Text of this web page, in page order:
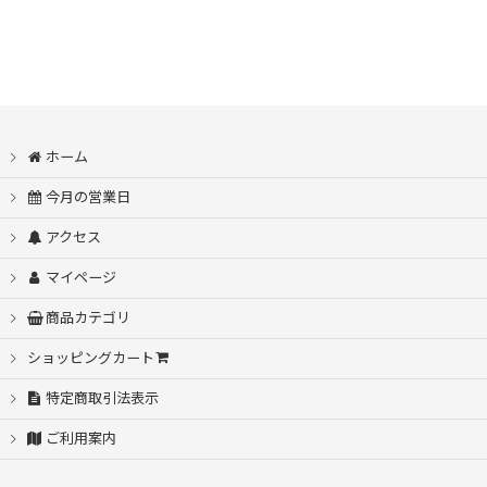
ホーム
今月の営業日
アクセス
マイページ
商品カテゴリ
ショッピングカート
特定商取引法表示
ご利用案内